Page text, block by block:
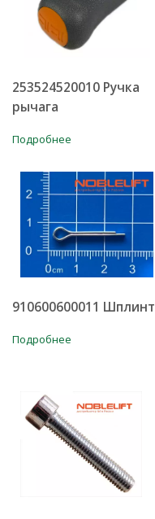
253524520010 Ручка
рычага
Подробнее
910600600011 Шплинт
Подробнее